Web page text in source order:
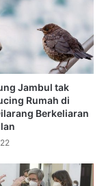
Jambul tak
Rumah di
Berkeliaran